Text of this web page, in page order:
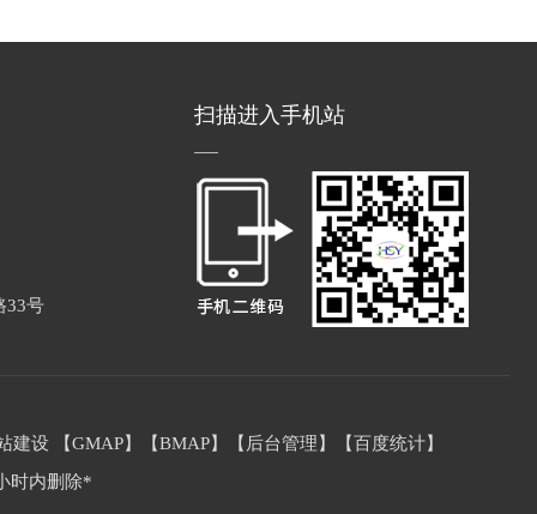
33号
扫描进入手机站
建设 【GMAP】【BMAP】【 后台管理 】【百度统计】
时内删除*